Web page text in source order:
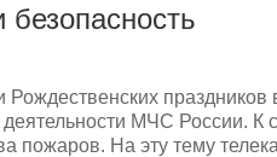
безопасность
праздников
МЧС России. К
пожаров. На эту тему